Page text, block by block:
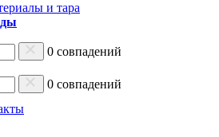
и тара
0 совпадений
0 совпадений